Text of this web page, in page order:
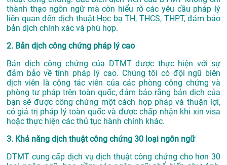
thành thạo ngôn ngữ mà còn hiểu rõ các yêu cầu pháp lý
liên quan đến dịch thuật Học bạ TH, THCS, THPT, đảm bảo
bản dịch chính xác và phù hợp.
2. Bản dịch công chứng pháp lý cao
Bản dịch công chứng của DTMT được thực hiện với sự
đảm bảo về tính pháp lý cao. Chúng tôi có đội ngũ biên
dịch viên là cộng tác viên của các phòng công chứng và
phòng tư pháp trên toàn quốc, đảm bảo rằng bản dịch của
bạn sẽ được công chứng một cách hợp pháp và thuận lợi,
có giá trị pháp lý toàn quốc và được chấp nhận khi xin visa
hoặc thực hiện các thủ tục hành chính khác.
3. Khả năng dịch thuật công chứng 30 loại ngôn ngữ
DTMT cung cấp dịch vụ dịch thuật công chứng cho hơn 30